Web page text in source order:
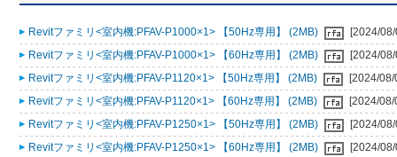
Revitファミリ<室内機:PFAV-P1000×1> 【50Hz専用】 (2MB)
[2024/
Revitファミリ<室内機:PFAV-P1000×1> 【60Hz専用】 (2MB)
[2024/
Revitファミリ<室内機:PFAV-P1120×1> 【50Hz専用】 (2MB)
[2024/08/
Revitファミリ<室内機:PFAV-P1120×1> 【60Hz専用】 (2MB)
[2024/08/
Revitファミリ<室内機:PFAV-P1250×1> 【50Hz専用】 (2MB)
[2024/
Revitファミリ<室内機:PFAV-P1250×1> 【60Hz専用】 (2MB)
[2024/